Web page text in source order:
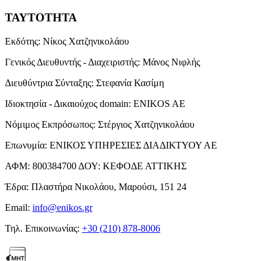
ΤΑΥΤΟΤΗΤΑ
Εκδότης: Νίκος Χατζηνικολάου
Γενικός Διευθυντής - Διαχειριστής: Μάνος Νιφλής
Διευθύντρια Σύνταξης: Στεφανία Κασίμη
Ιδιοκτησία - Δικαιούχος domain: ENIKOS AE
Νόμιμος Εκπρόσωπος: Στέργιος Χατζηνικολάου
Επωνυμία: ΕΝΙΚΟΣ ΥΠΗΡΕΣΙΕΣ ΔΙΑΔΙΚΤΥΟΥ ΑΕ
ΑΦΜ: 800384700 ΔΟΥ: ΚΕΦΟΔΕ ΑΤΤΙΚΗΣ
Έδρα: Πλαστήρα Νικολάου, Μαρούσι, 151 24
Email: info@enikos.gr
Τηλ. Επικοινωνίας: +30 (210) 878-8006